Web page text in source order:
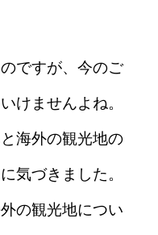
ですが、今のご
けませんよね。
海外の観光地の
気づきました。
の観光地につい